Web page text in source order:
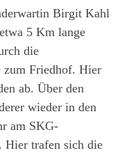
Birgit Kahl
5 Km lange
die
zum Friedhof. Hier
ab. Über den
wieder in den
am SKG-
Hier trafen sich die